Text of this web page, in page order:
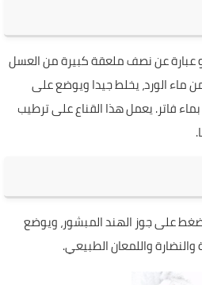
عبارة عن نصف ملعقة كبيرة من العسل
ماء الورد، يخلط جيدا ويوضع على
يغسل بماء فاتر. يعمل هذا القناع على ترطيب
على جوز الهند المبشور، ويوضع
واللمعان الطبيعي.